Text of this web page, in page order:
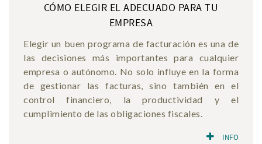
CÓMO ELEGIR EL ADECUADO PARA TU
EMPRESA
Elegir un buen programa de facturación es una de
las decisiones más importantes para cualquier
empresa o autónomo. No solo influye en la forma
de gestionar las facturas, sino también en el
control financiero, la productividad y el
cumplimiento de las obligaciones fiscales.
INFO